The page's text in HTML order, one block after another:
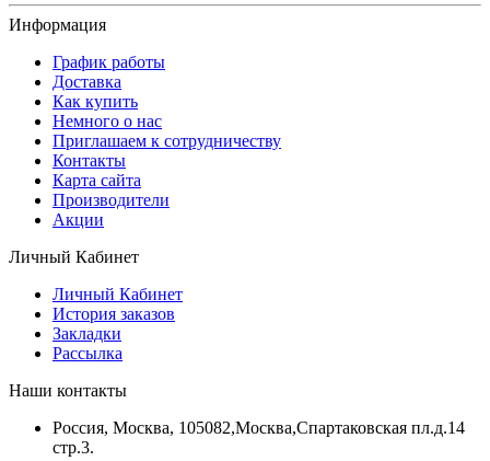
Информация
График работы
Доставка
Как купить
Немного о нас
Приглашаем к сотрудничеству
Контакты
Карта сайта
Производители
Акции
Личный Кабинет
Личный Кабинет
История заказов
Закладки
Рассылка
Наши контакты
Россия, Москва, 105082,Москва,Спартаковская пл.д.14
стр.3.